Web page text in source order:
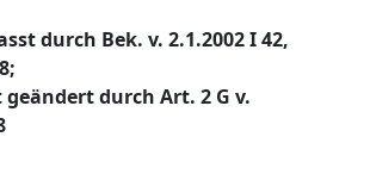
durch Bek. v. 2.1.2002 I 42,
durch Art. 2 G v.